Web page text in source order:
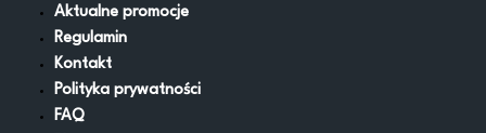
Przyczepy, naczepy
Inne pojazdy i łodzie
Aktualne promocje
Regulamin
Kontakt
Polityka prywatności
FAQ